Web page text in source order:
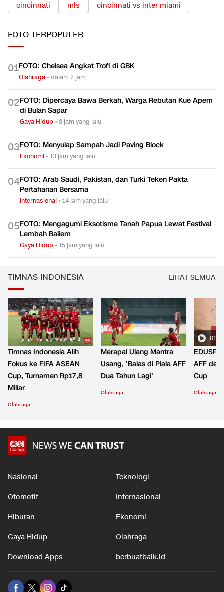
cincinnati
mls cincinnati vs inter miami
FOTO TERPOPULER
01FOTO: Chelsea Angkat Trofi di GBK
Olahraga •dalam 2 jam
02FOTO: Dipercaya Bawa Berkah, Warga Rebutan Kue Apem
di Bulan Sapar
Gaya Hidup •8 jam yang lalu
03FOTO: Menyulap Sampah Jadi Paving Block
Ekonomi •13 jam yang lalu
04FOTO: Arab Saudi, Pakistan, dan Turki Teken Pakta
Pertahanan Bersama
Internasional •14 jam yang lalu
05FOTO: Mengagumi Eksotisme Tanah Papua Lewat Festival
Lembah Baliem
Gaya Hidup •15 jam yang lalu
TIMNAS INDONESIA LIHAT SEMUA
Timnas Indonesia Alih
Fokus ke FIFA ASEAN
Cup, Turnamen Rp17,8
Miliar
Olahraga
Merapal Ulang Mantra
Usang, 'Balas di Piala AFF
Dua Tahun Lagi'
Olahraga
AFF
Cup
Olahraga
Nasional Teknologi
Otomotif Internasional
Hiburan Ekonomi
Gaya Hidup Olahraga
Download Apps berbuatbaik.id